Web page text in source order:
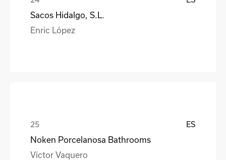
Sacos Hidalgo, S.L.
Enric López
ES
Noken Porcelanosa Bathrooms
Víctor Vaquero